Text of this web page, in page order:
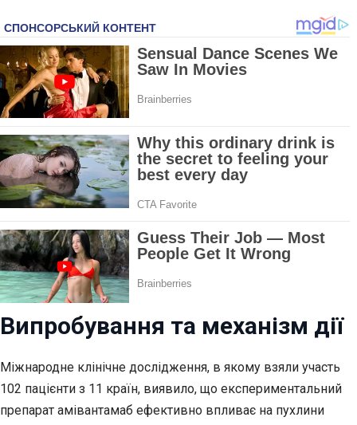
Випробування та механізм дії
Міжнародне клінічне дослідження, в якому взяли участь
102 пацієнти з 11 країн, виявило, що експериментальний
препарат амівантамаб ефективно впливає на пухлини